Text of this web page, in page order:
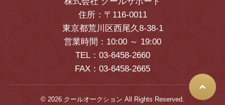
住所：〒116-0011
東京都荒川区西尾久8-38-1
営業時間：10:00 ～ 19:00
TEL：03-6458-2660
FAX：03-6458-2665
© 2026 クールオークション All Rights Reserved.